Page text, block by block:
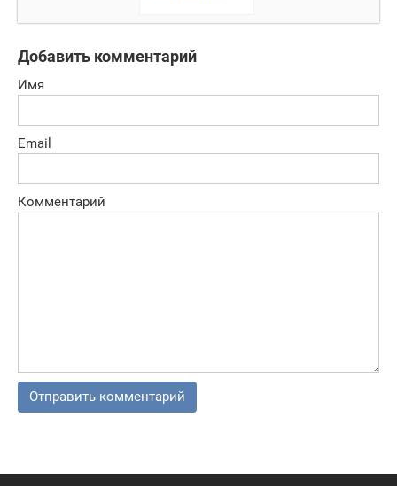
поборите
эпидемию
Добавить комментарий
Имя
Email
Комментарий